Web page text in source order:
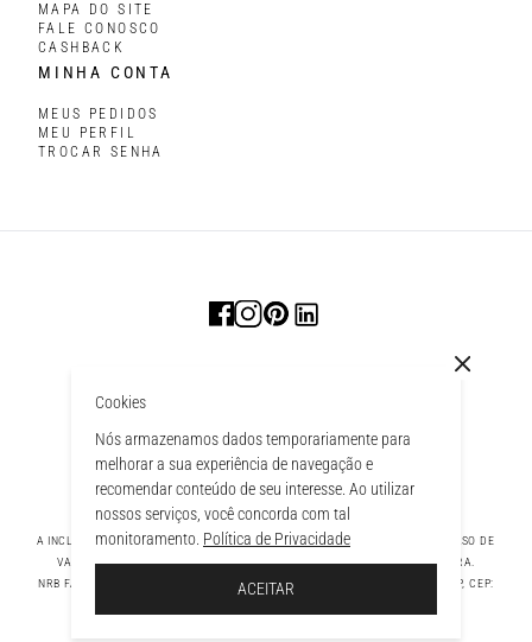
Cookies
Nós armazenamos dados temporariamente para
melhorar a sua experiência de navegação e
recomendar conteúdo de seu interesse. Ao utilizar
nossos serviços, você concorda com tal
monitoramento. Política de Privacidade
ACEITAR
À SACOLA
MAPA DO SITE
FALE CONOSCO
CASHBACK
MINHA CONTA
MEUS PEDIDOS
MEU PERFIL
TROCAR SENHA
A INCLUSÃO DE UM PRODUTO NA SACOLA NÃO GARANTE SEU PREÇO. EM CASO DE
VARIAÇÃO, PREVALECERÁ O PREÇO VIGENTE NA FINALIZAÇÃO DA COMPRA.
NRB FASHION COMPANY LTDA - AV. TAMBORE, 1043 - TAMBORÉ BARUERI - SP, CEP: